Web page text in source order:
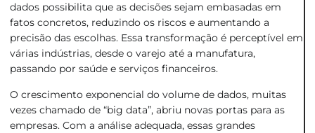
dados possibilita que as decisões sejam embasadas em
fatos concretos, reduzindo os riscos e aumentando a
precisão das escolhas. Essa transformação é perceptível em
várias indústrias, desde o varejo até a manufatura,
passando por saúde e serviços financeiros.
O crescimento exponencial do volume de dados, muitas
vezes chamado de “big data”, abriu novas portas para as
empresas. Com a análise adequada, essas grandes